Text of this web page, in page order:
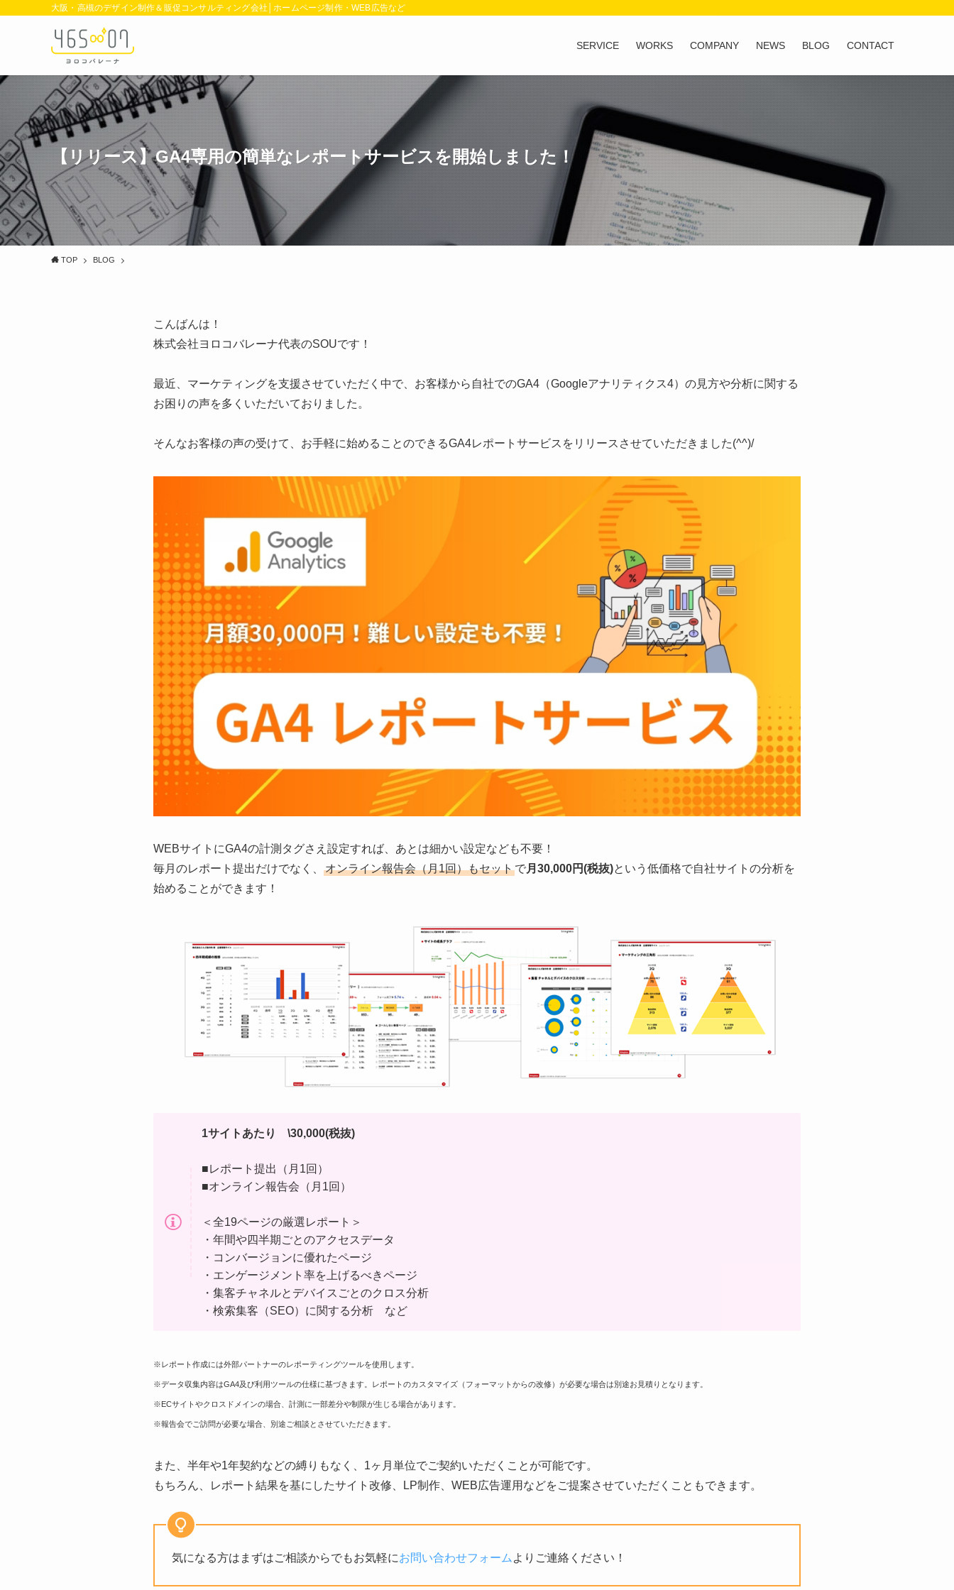
大阪・高槻のデザイン制作＆販促コンサルティング会社│ホームページ制作・WEB広告など
SERVICE WORKS COMPANY NEWS BLOG CONTACT
【リリース】GA4専用の簡単なレポートサービスを開始しました！
TOP BLOG
こんばんは！
株式会社ヨロコバレーナ代表のSOUです！
最近、マーケティングを支援させていただく中で、お客様から自社でのGA4（Googleアナリティクス4）の見方や分析に関する
お困りの声を多くいただいておりました。
そんなお客様の声の受けて、お手軽に始めることのできるGA4レポートサービスをリリースさせていただきました(^^)/
WEBサイトにGA4の計測タグさえ設定すれば、あとは細かい設定なども不要！
毎月のレポート提出だけでなく、
オンライン報告会（月1回）もセットで月30,000円(税抜)という低価格で自社サイトの分析を
始めることができます！
1サイトあたり \30,000(税抜)
■レポート提出（月1回）
■オンライン報告会（月1回）
＜全19ページの厳選レポート＞
・年間や四半期ごとのアクセスデータ
・コンバージョンに優れたページ
・エンゲージメント率を上げるべきページ
・集客チャネルとデバイスごとのクロス分析
・検索集客（SEO）に関する分析 など
※レポート作成には外部パートナーのレポーティングツールを使用します。
※データ収集内容はGA4及び利用ツールの仕様に基づきます。レポートのカスタマイズ（フォーマットからの改修）が必要な場合は別途お見積りとなります。
※ECサイトやクロスドメインの場合、計測に一部差分や制限が生じる場合があります。
※報告会でご訪問が必要な場合、別途ご相談とさせていただきます。
また、半年や1年契約などの縛りもなく、1ヶ月単位でご契約いただくことが可能です。
もちろん、レポート結果を基にしたサイト改修、LP制作、WEB広告運用などをご提案させていただくこともできます。
気になる方はまずはご相談からでもお気軽にお問い合わせフォーム よりご連絡ください！